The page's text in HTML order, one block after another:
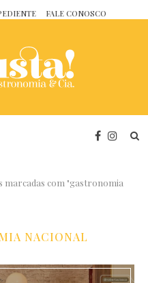
FALE CONOSCO
marcadas com "gastronomia
NACIONAL